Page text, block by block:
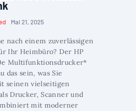
Mai 21, 2025
nach einem zuverlässigen
Ihr Heimbüro? Der HP
Multifunktionsdrucker*
das sein, was Sie
seinen vielseitigen
Drucker, Scanner und
mit moderner